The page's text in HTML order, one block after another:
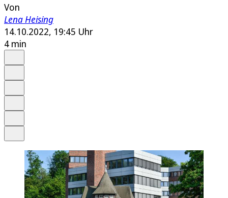
Von
Lena Heising
14.10.2022, 19:45 Uhr
4 min